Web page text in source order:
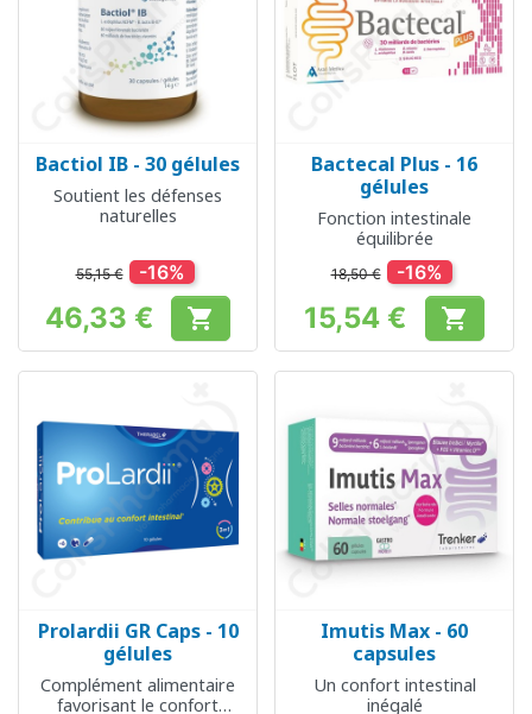
Bactiol IB - 30 gélules
Soutient les défenses
naturelles
55,15 € -16%
Prix
46,33 € 
Bactecal Plus - 16
gélules
Fonction intestinale
équilibrée
18,50 € -16%
Prix
15,54 € 
Prolardii GR Caps - 10
gélules
Complément alimentaire
favorisant le confort
Imutis Max - 60
capsules
Un confort intestinal
inégalé